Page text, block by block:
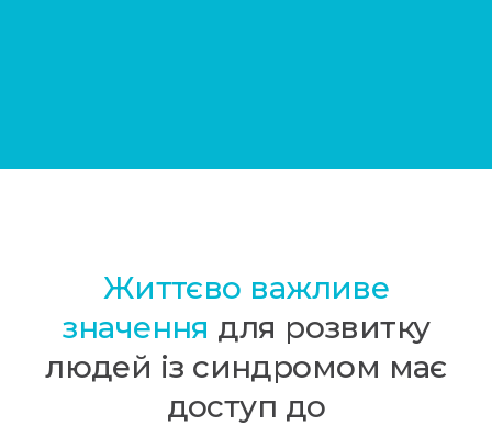
Життєво важливе
значення для розвитку
людей із синдромом має
доступ до